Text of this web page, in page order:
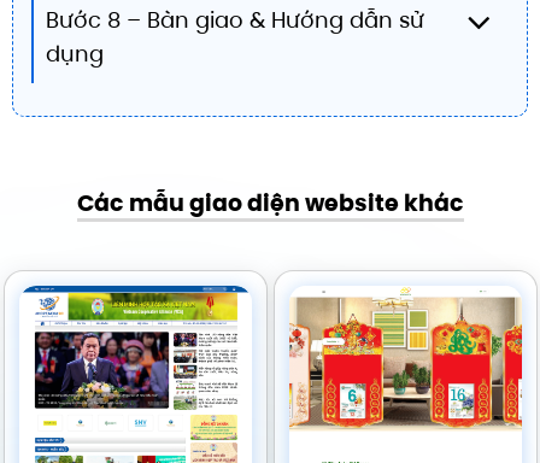
Bước 8 – Bàn giao & Hướng dẫn sử
dụng
Các mẫu giao diện website khác